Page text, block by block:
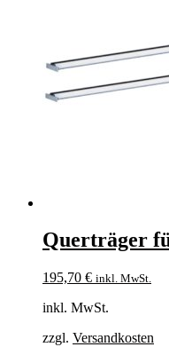
Querträger
195,70 € inkl. MwSt.
inkl. MwSt.
zzgl. Versandkosten